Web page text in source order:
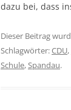
dazu bei, dass
Dieser Beitrag
Schlagwörter:CDU,
Schule,Spandau.